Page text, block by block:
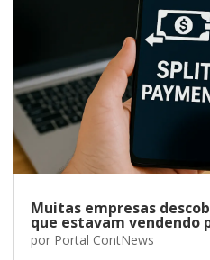
Muitas empresas
que estavam vendendo
por Portal ContNews